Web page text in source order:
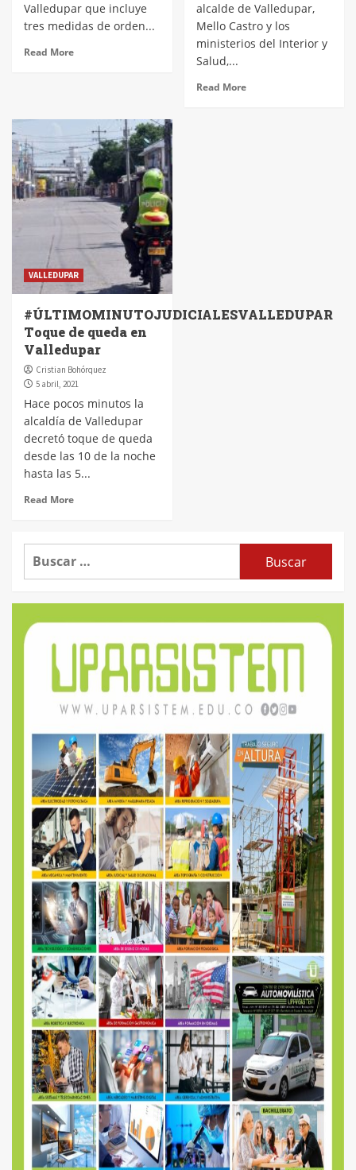
Valledupar que incluye
tres medidas de orden...
Read More
alcalde de Valledupar,
Mello Castro y los
ministerios del Interior y
Salud,...
Read More
VALLEDUPAR
#ÚLTIMOMINUTOJUDICIALESVALLEDUPAR
Toque de queda en
Valledupar
Cristian Bohórquez
5 abril, 2021
Hace pocos minutos la
alcaldía de Valledupar
decretó toque de queda
desde las 10 de la noche
hasta las 5...
Read More
Buscar: